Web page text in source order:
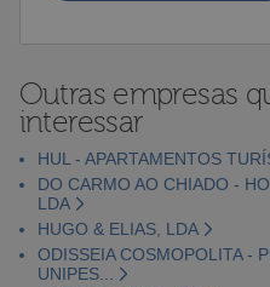
Outras empresas
interessar
HUL - APARTAMENTOS
DO CARMO AO CHIADO -
LDA
HUGO & ELIAS, LDA
ODISSEIA COSMOPOLITA -
UNIPES...